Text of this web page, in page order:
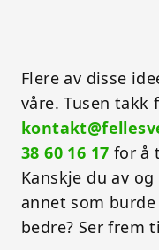
Flere av disse
våre. Tusen takk
38 60 16 17 for å
Kanskje du av
annet som
bedre? Ser frem